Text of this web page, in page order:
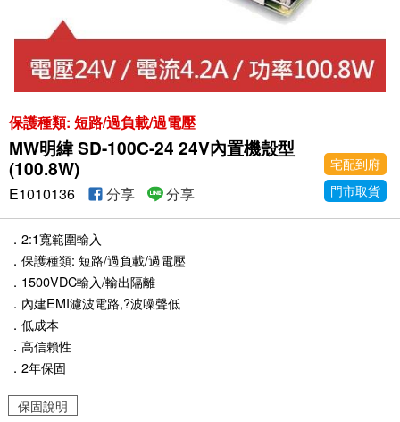
保護種類: 短路/過負載/過電壓
MW明緯 SD-100C-24 24V內置機殼型
(100.8W)
宅配到府
門市取貨
E1010136 分享 分享
．2:1寬範圍輸入
．保護種類: 短路/過負載/過電壓
．1500VDC輸入/輸出隔離
．內建EMI濾波電路,?波噪聲低
．低成本
．高信賴性
．2年保固
保固說明